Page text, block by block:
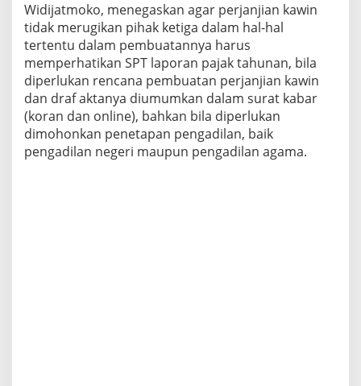
Widijatmoko, menegaskan agar perjanjian kawin
tidak merugikan pihak ketiga dalam hal-hal
tertentu dalam pembuatannya harus
memperhatikan SPT laporan pajak tahunan, bila
diperlukan rencana pembuatan perjanjian kawin
dan draf aktanya diumumkan dalam surat kabar
(koran dan online), bahkan bila diperlukan
dimohonkan penetapan pengadilan, baik
pengadilan negeri maupun pengadilan agama.